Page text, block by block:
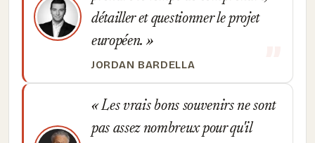
détailler et questionner le projet
européen.
JORDAN BARDELLA
Les vrais bons souvenirs ne sont
pas assez nombreux pour qu'il